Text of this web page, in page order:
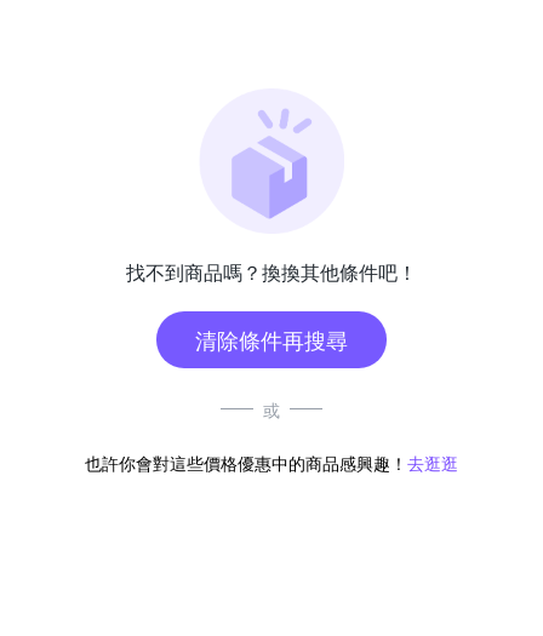
找不到商品嗎？換換其他條件吧！
清除條件再搜尋
或
也許你會對這些價格優惠中的商品感興趣！ 去逛逛